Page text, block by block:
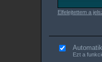
Elfelejtettem a
Ezt a